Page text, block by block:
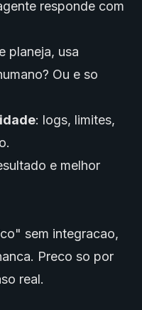
responde com
planeja, usa
Ou e so
: logs, limites,
e melhor
sem integracao,
Preco so por
real.